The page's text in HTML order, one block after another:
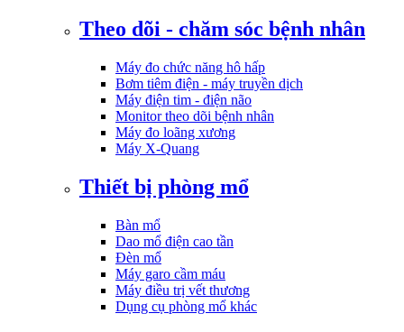
Theo dõi - chăm sóc bệnh nhân
Máy đo chức năng hô hấp
Bơm tiêm điện - máy truyền dịch
Máy điện tim - điện não
Monitor theo dõi bệnh nhân
Máy đo loãng xương
Máy X-Quang
Thiết bị phòng mổ
Bàn mổ
Dao mổ điện cao tần
Đèn mổ
Máy garo cầm máu
Máy điều trị vết thương
Dụng cụ phòng mổ khác